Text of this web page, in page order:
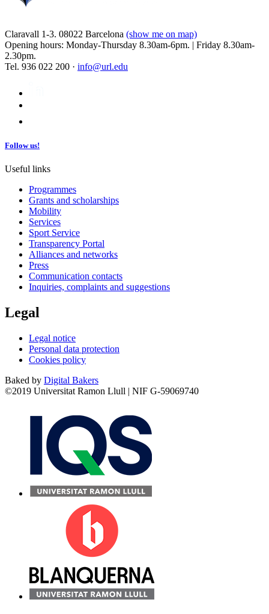
Claravall 1-3. 08022 Barcelona (show me on map)
Opening hours: Monday-Thursday 8.30am-6pm. | Friday 8.30am-
2.30pm.
Tel. 936 022 200 · info@url.edu
Follow us!
Useful links
Programmes
Grants and scholarships
Mobility
Services
Sport Service
Transparency Portal
Alliances and networks
Press
Communication contacts
Inquiries, complaints and suggestions
Legal
Legal notice
Personal data protection
Cookies policy
Baked by Digital Bakers
©2019 Universitat Ramon Llull | NIF G-59069740